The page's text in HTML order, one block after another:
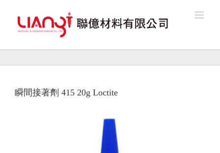
content
瞬間接著劑 415 20g Loctite